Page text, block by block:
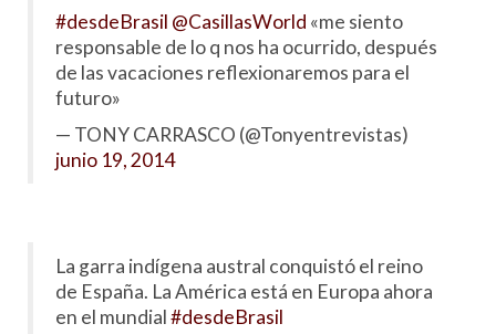
#desdeBrasil @CasillasWorld «me siento
responsable de lo q nos ha ocurrido, después
de las vacaciones reflexionaremos para el
futuro»
— TONY CARRASCO (@Tonyentrevistas)
junio 19, 2014
La garra indígena austral conquistó el reino
de España. La América está en Europa ahora
en el mundial#desdeBrasil